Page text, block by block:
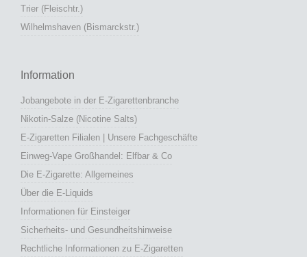
Trier (Fleischtr.)
Wilhelmshaven (Bismarckstr.)
Information
Jobangebote in der E-Zigarettenbranche
Nikotin-Salze (Nicotine Salts)
E-Zigaretten Filialen | Unsere Fachgeschäfte
Einweg-Vape Großhandel: Elfbar & Co
Die E-Zigarette: Allgemeines
Über die E-Liquids
Informationen für Einsteiger
Sicherheits- und Gesundheitshinweise
Rechtliche Informationen zu E-Zigaretten